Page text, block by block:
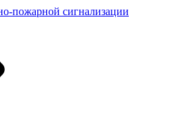
пожарной сигнализации